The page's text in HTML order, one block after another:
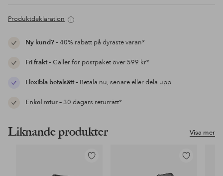
Produktdeklaration
Ny kund?– 40% rabatt på dyraste varan*
Fri frakt– Gäller för postpaket över 599 kr*
Flexibla betalsätt– Betala nu, senare eller dela upp
Enkel retur– 30 dagars returrätt*
Visa mer
Liknande produkter
Lägg
Lägg